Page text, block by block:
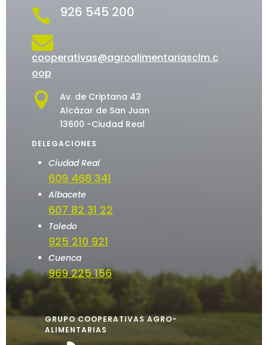
 926 545 200

cooperativas@agroalimentariasclm.c
oop

Av. de Criptana 43
Alcázar de San Juan
13600 -Ciudad Real
DELEGACIONES
Ciudad Real
609 468 341
Albacete
607 82 31 22
Toledo
925 210 921
Cuenca
969 225 156
GRUPO COOPERATIVAS AGRO-
ALIMENTARIAS